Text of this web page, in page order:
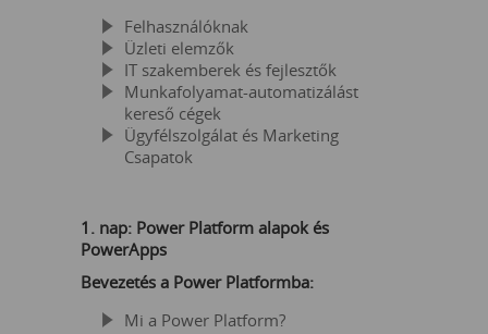
Felhasználóknak
Üzleti elemzők
IT szakemberek és fejlesztők
Munkafolyamat-automatizálást
kereső cégek
Ügyfélszolgálat és Marketing
Csapatok
1. nap: Power Platform alapok és
PowerApps
Bevezetés a Power Platformba:
Mi a Power Platform?